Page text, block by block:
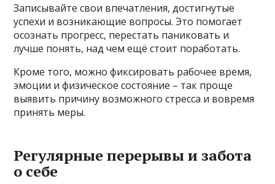
Записывайте свои впечатления, достигнутые
успехи и возникающие вопросы. Это помогает
осознать прогресс, перестать паниковать и
лучше понять, над чем ещё стоит поработать.
Кроме того, можно фиксировать рабочее время,
эмоции и физическое состояние – так проще
выявить причину возможного стресса и вовремя
принять меры.
Регулярные перерывы и забота
о себе